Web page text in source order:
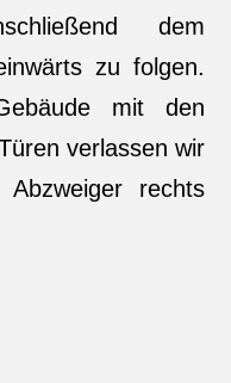
dem
zu folgen.
mit den
verlassen wir
rechts